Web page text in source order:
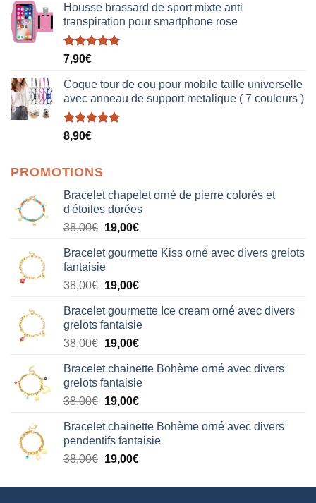
Housse brassard de sport mixte anti
transpiration pour smartphone rose
Note5.00
7,90€
Coque tour de cou pour mobile taille universelle
avec anneau de support metalique ( 7 couleurs )
Note5.00
8,90€
PROMOTIONS
Bracelet chapelet orné de pierre colorés et
d'étoiles dorées
38,00€ Le
initial
était :
38,00€.
19,00€Le
actuel
19,00€.
Bracelet gourmette Kiss orné avec divers grelots
fantaisie
38,00€ Le
initial
était :
38,00€.
19,00€Le
actuel
est :
19,00€.
Bracelet gourmette Ice cream orné avec divers
grelots fantaisie
38,00€ Le
initial
était :
38,00€.
19,00€Le
actuel
est :
19,00€.
Bracelet chainette Bohème orné avec divers
grelots fantaisie
38,00€ Le
initial
était :
38,00€.
19,00€Le
actuel
est :
19,00€.
Bracelet chainette Bohème orné avec divers
pendentifs fantaisie
38,00€ Le
initial
19,00€Le
actuel